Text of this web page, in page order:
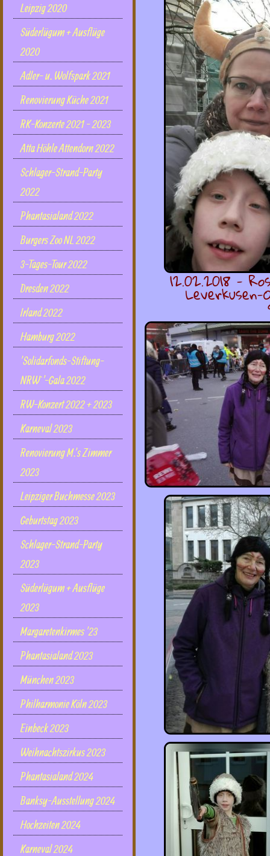
Leipzig 2020
Süderlügum + Ausflüge
2020
Adler- u. Wolfspark 2021
Renovierung Küche 2021
RK-Konzerte 2021 - 2023
Atta Höhle Attendorn 2022
Schlager-Strand-Party
2022
Phantasialand 2022
Burgers Zoo NL 2022
3-Tages-Tour 2022
Dresden 2022
Irland 2022
Hamburg 2022
'Solidarfonds-Stiftung-
NRW`'-Gala 2022
RW-Konzert 2022 + 2023
Karneval 2023
Renovierung M.'s Zimmer
2023
Leipziger Buchmesse 2023
Geburtstag 2023
Schlager-Strand-Party
2023
Süderlügum + Ausflüge
2023
Margaretenkirmes '23
Phantasialand 2023
München 2023
Philharmonie Köln 2023
Einbeck 2023
Weihnachtszirkus 2023
Phantasialand 2024
Banksy-Ausstellung 2024
Hochzeiten 2024
Karneval 2024
12.02.2018 -
Leverkusen-